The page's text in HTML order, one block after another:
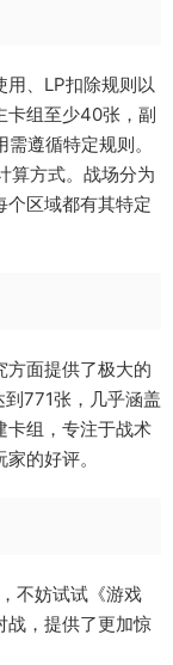
用、LP扣除规则以
卡组至少40张，副
遵循特定规则。
算方式。战场分为
个区域都有其特定
方面提供了极大的
771张，几乎涵盖
卡组，专注于战术
的好评。
不妨试试《游戏
战，提供了更加惊